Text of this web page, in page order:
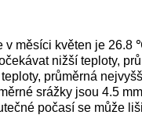
v měsíci květen je 26.8
nižší teploty,
průměrná
srážky jsou 4.5 mm
počasí se může